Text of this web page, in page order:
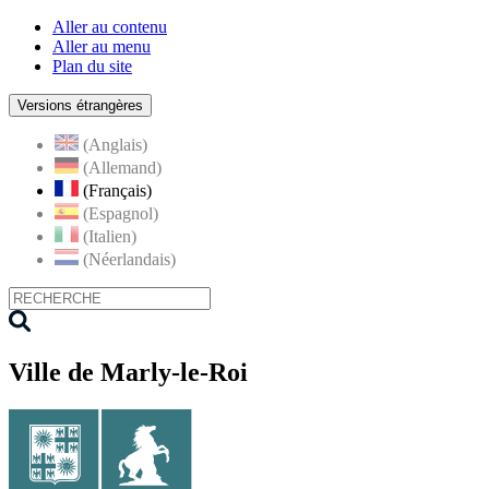
Aller au contenu
Aller au menu
Plan du site
Versions étrangères
(Anglais)
(Allemand)
(Français)
(Espagnol)
(Italien)
(Néerlandais)
Ville de Marly-le-Roi